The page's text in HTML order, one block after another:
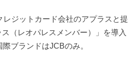
ジットカード会社のアプラスと提
（レオパレスメンバー）」を導入
ブランドはJCBのみ。